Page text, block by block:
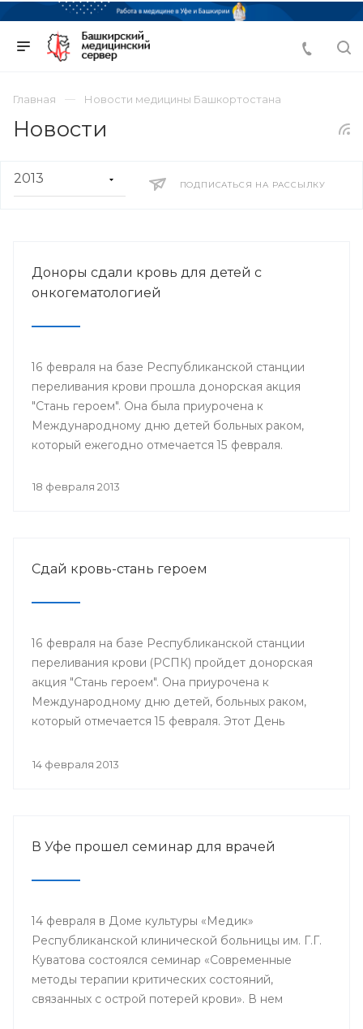
Главная Новости медицины Башкортостана
Новости
ПОДПИСАТЬСЯ НА РАССЫЛКУ
Доноры сдали кровь для детей с
онкогематологией
16 февраля на базе Республиканской станции
переливания крови прошла донорская акция
"Стань героем". Она была приурочена к
Международному дню детей больных раком,
который ежегодно отмечается 15 февраля.
18 февраля 2013
Сдай кровь-стань героем
16 февраля на базе Республиканской станции
переливания крови (РСПК) пройдет донорская
акция "Стань героем". Она приурочена к
Международному дню детей, больных раком,
который отмечается 15 февраля. Этот День
патронатом Международного общества детских
14 февраля 2013
В Уфе прошел семинар для врачей
14 февраля в Доме культуры «Медик»
Республиканской клинической больницы им. Г.Г.
Куватова состоялся семинар «Современные
методы терапии критических состояний,
связанных с острой потерей крови». В нем